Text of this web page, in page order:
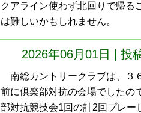
クアライン使わず北回りで帰る
は難しいかもしれません。
2026年06月01日 | 投
南総カントリークラブは、３
前に倶楽部対抗の会場でしたの
部対抗競技会1回の計2回プレー